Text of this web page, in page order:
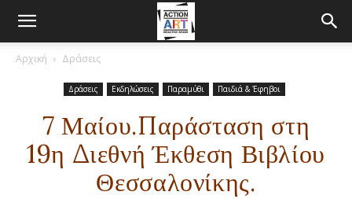
Αρχική Δράσεις
Δράσεις Εκδηλώσεις Παραμύθι Παιδιά & Έφηβοι
7 Μαίου.Παράσταση στη
19η Διεθνή Έκθεση Βιβλίου
Θεσσαλονίκης.